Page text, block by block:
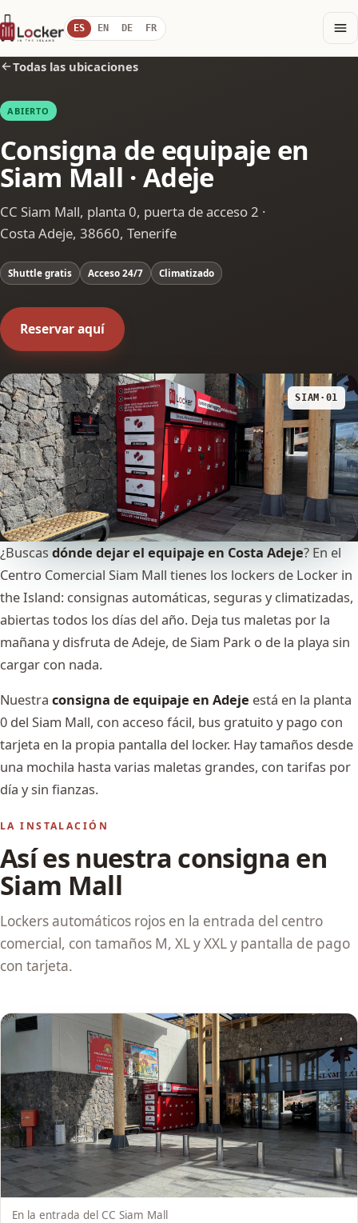
ES EN DE FR
Todas las ubicaciones
ABIERTO
Consigna de equipaje en
Siam Mall · Adeje
CC Siam Mall, planta 0, puerta de acceso 2 ·
Costa Adeje, 38660, Tenerife
Shuttle gratis Acceso 24/7 Climatizado
Reservar aquí
SIAM·01
¿Buscas dónde dejar el equipaje en Costa Adeje? En el
Centro Comercial Siam Mall tienes los lockers de Locker in
the Island: consignas automáticas, seguras y climatizadas,
abiertas todos los días del año. Deja tus maletas por la
mañana y disfruta de Adeje, de Siam Park o de la playa sin
cargar con nada.
Nuestra consigna de equipaje en Adeje está en la planta
0 del Siam Mall, con acceso fácil, bus gratuito y pago con
tarjeta en la propia pantalla del locker. Hay tamaños desde
una mochila hasta varias maletas grandes, con tarifas por
día y sin fianzas.
LA INSTALACIÓN
Así es nuestra consigna en
Siam Mall
Lockers automáticos rojos en la entrada del centro
comercial, con tamaños M, XL y XXL y pantalla de pago
con tarjeta.
En la entrada del CC Siam Mall